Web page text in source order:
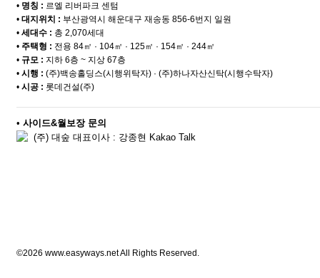
• 명칭 : 르엘 리버파크 센텀
• 대지위치 : 부산광역시 해운대구 재송동 856-6번지 일원
• 세대수 : 총 2,070세대
• 주택형 : 전용 84㎡ · 104㎡ · 125㎡ · 154㎡ · 244㎡
• 규모 : 지하 6층 ~ 지상 67층
• 시행 : (주)백송홀딩스(시행위탁자) · (주)하나자산신탁(시행수탁자)
• 시공 : 롯데건설(주)
• 사이드&월보장 문의
(주) 대숲 대표이사 : 강종현 Kakao Talk
©2026 www.easyways.net All Rights Reserved.